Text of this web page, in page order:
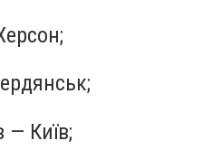
Київ;